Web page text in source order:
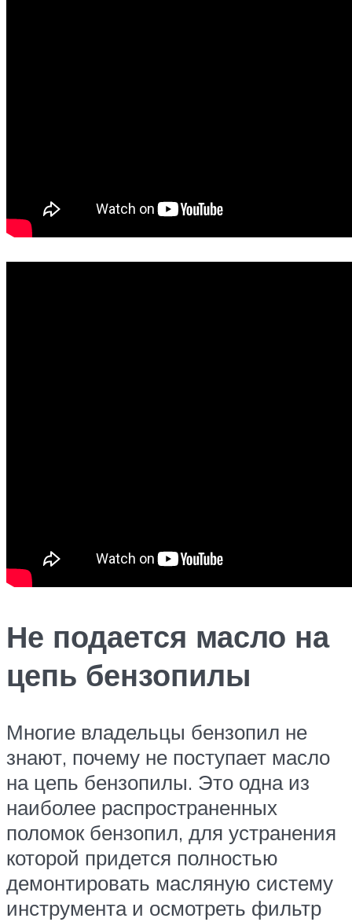
Не подается масло на
цепь бензопилы
Многие владельцы бензопил не
знают, почему не поступает масло
на цепь бензопилы. Это одна из
наиболее распространенных
поломок бензопил, для устранения
которой придется полностью
демонтировать масляную систему
инструмента и осмотреть фильтр